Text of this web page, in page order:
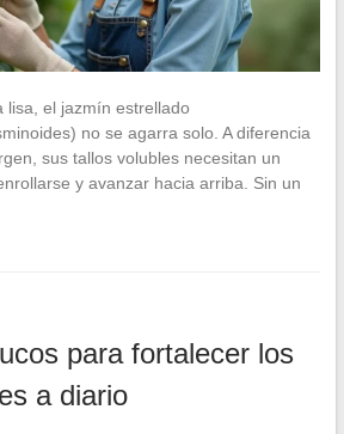
lisa, el jazmín estrellado
no se agarra solo. A diferencia
sus tallos volubles necesitan un
y avanzar hacia arriba. Sin un
para fortalecer los
a diario